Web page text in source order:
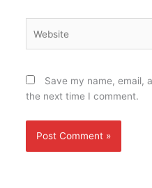
Save my name, email,
the next time I comment.